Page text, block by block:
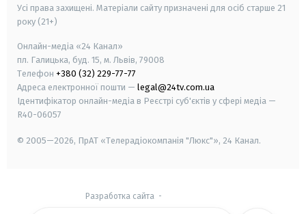
Усі права захищені. Матеріали сайту призначені для осіб старше 21
року (21+)
Онлайн-медіа «24 Канал»
пл. Галицька, буд. 15, м. Львів, 79008
Телефон +380 (32) 229-77-77
Адреса електронної пошти — legal@24tv.com.ua
Ідентифікатор онлайн-медіа в Реєстрі суб'єктів у сфері медіа —
R40-06057
© 2005—2026, ПрАТ «Телерадіокомпанія "Люкс"», 24 Канал.
Разработка сайта -